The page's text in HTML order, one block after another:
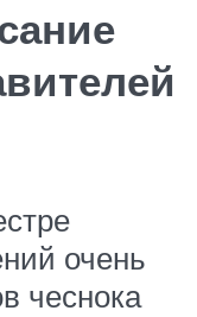
очень
чеснока